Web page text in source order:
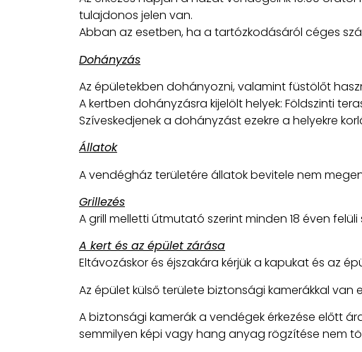
tulajdonos jelen van.
Abban az esetben, ha a tartózkodásáról céges
Dohányzás
Az épületekben dohányozni, valamint füstölőt
A kertben dohányzásra kijelölt helyek: Földszinti
Szíveskedjenek a dohányzást ezekre a helyekre
Állatok
A vendégház területére állatok bevitele nem
Grillezés
A grill melletti útmutató szerint minden 18 éven
A kert és az épület zárása
Eltávozáskor és éjszakára kérjük a kapukat és az
Az épület külső területe biztonsági kamerákkal van
A biztonsági kamerák a vendégek érkezése előtt
semmilyen képi vagy hang anyag rögzítése nem